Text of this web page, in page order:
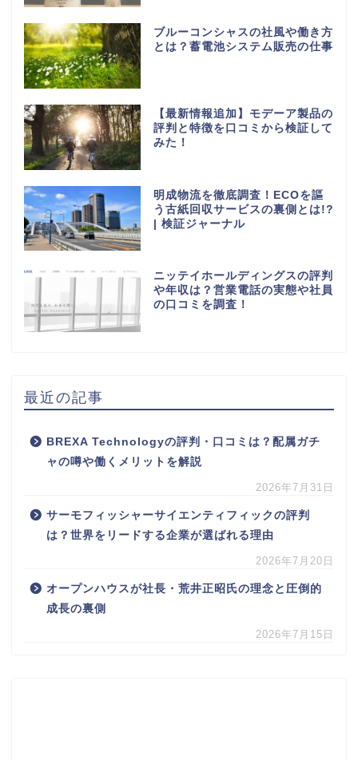
ブルーコンシャスの社風や働き方
とは？蓄電池システム販売の仕事
【最新情報追加】モデーア製品の
評判と特徴を口コミから検証して
みた！
明成物流を徹底調査！ECOを謳
う古紙回収サービスの裏側とは!?
| 検証ジャーナル
ニッテイホールディングスの評判
や年収は？営業電話の実態や社員
の口コミを調査！
最近の記事
BREXA Technologyの評判・口コミは？配属ガチ
ャの噂や働くメリットを解説
2026年7月31日
サーモフィッシャーサイエンティフィックの評判
は？世界をリードする企業が選ばれる理由
2026年7月20日
オープンハウスが社長・荒井正昭氏の理念と圧倒的
成長の裏側
2026年7月15日